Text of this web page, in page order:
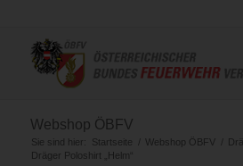
Webshop ÖBFV
Sie sind hier: Startseite / Webshop ÖBFV /
Dräger Poloshirt „Helm“